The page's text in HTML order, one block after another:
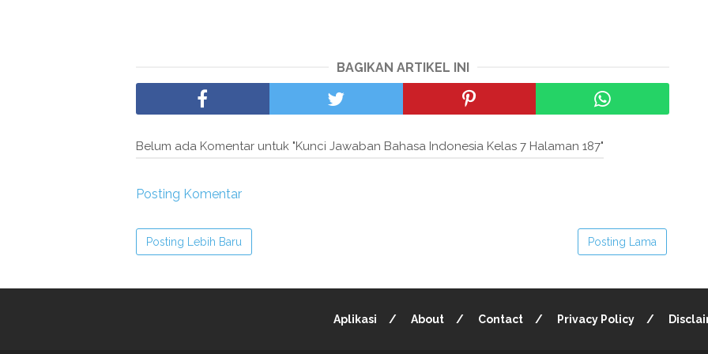
BAGIKAN ARTIKEL INI
Belum ada Komentar untuk "Kunci Jawaban Bahasa Indonesia Kelas 7 Halaman 187"
Posting Komentar
Posting Lebih Baru Posting Lama
Aplikasi About Contact Privacy Policy